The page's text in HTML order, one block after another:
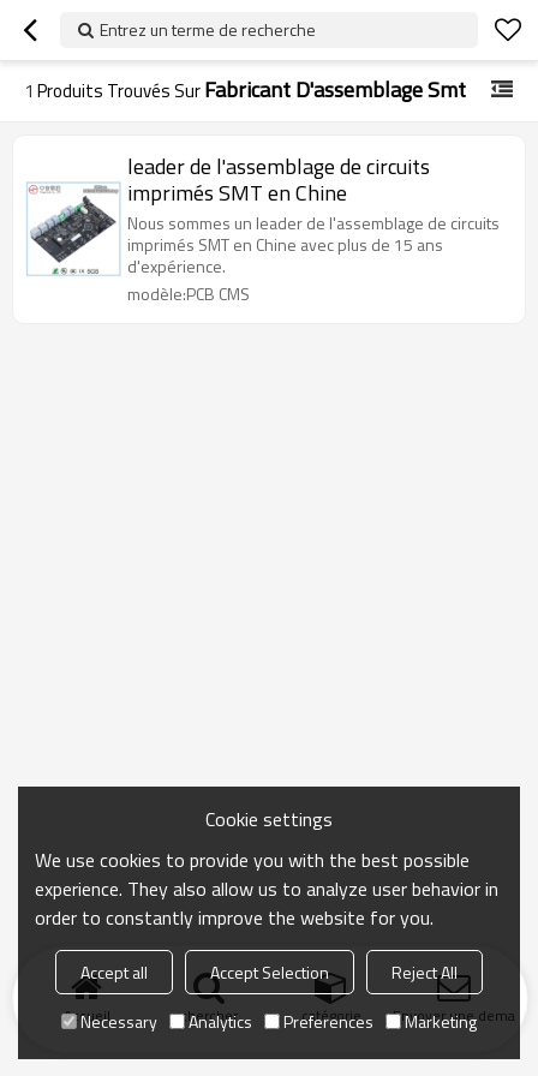
Entrez un terme de recherche
1 Produits Trouvés SurFabricant D'assemblage Smt
leader de l'assemblage de circuits
imprimés SMT en Chine
Nous sommes un leader de l'assemblage de circuits
imprimés SMT en Chine avec plus de 15 ans
d'expérience.
modèle:PCB CMS
Accueil chercher catégorie Envoyer une
Cookie settings
We use cookies to provide you with the best possible
experience. They also allow us to analyze user behavior in
order to constantly improve the website for you.
Accept all Accept Selection
Reject All
Necessary
Analytics Preferences Marketing